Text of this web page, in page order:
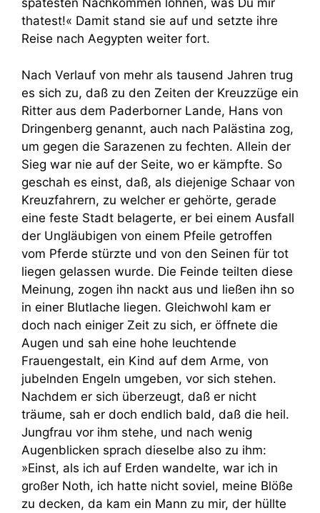
spätesten Nachkommen lohnen, was Du mir
thatest!« Damit stand sie auf und setzte ihre
Reise nach Aegypten weiter fort.
Nach Verlauf von mehr als tausend Jahren trug
es sich zu, daß zu den Zeiten der Kreuzzüge ein
Ritter aus dem Paderborner Lande, Hans von
Dringenberg genannt, auch nach Palästina zog,
um gegen die Sarazenen zu fechten. Allein der
Sieg war nie auf der Seite, wo er kämpfte. So
geschah es einst, daß, als diejenige Schaar von
Kreuzfahrern, zu welcher er gehörte, gerade
eine feste Stadt belagerte, er bei einem Ausfall
der Ungläubigen von einem Pfeile getroffen
vom Pferde stürzte und von den Seinen für tot
liegen gelassen wurde. Die Feinde teilten diese
Meinung, zogen ihn nackt aus und ließen ihn so
in einer Blutlache liegen. Gleichwohl kam er
doch nach einiger Zeit zu sich, er öffnete die
Augen und sah eine hohe leuchtende
Frauengestalt, ein Kind auf dem Arme, von
jubelnden Engeln umgeben, vor sich stehen.
Nachdem er sich überzeugt, daß er nicht
träume, sah er doch endlich bald, daß die heil.
Jungfrau vor ihm stehe, und nach wenig
Augenblicken sprach dieselbe also zu ihm:
»Einst, als ich auf Erden wandelte, war ich in
großer Noth, ich hatte nicht soviel, meine Blöße
zu decken, da kam ein Mann zu mir, der hüllte